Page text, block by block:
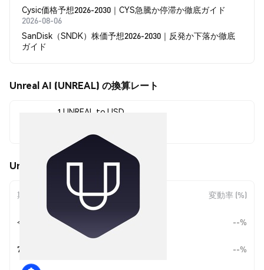
Cysic価格予想2026-2030｜CYS急騰か停滞か徹底ガイド
2026-08-06
SanDisk（SNDK）株価予想2026-2030｜反発か下落か徹底
ガイド
Unreal AI (UNREAL) の換算レート
1 UNREAL to USD
$0.010352
Unreal AI (UNREAL) の価格変動
期間 金額変動 変動率 (%)
今日 --%
7日 --%